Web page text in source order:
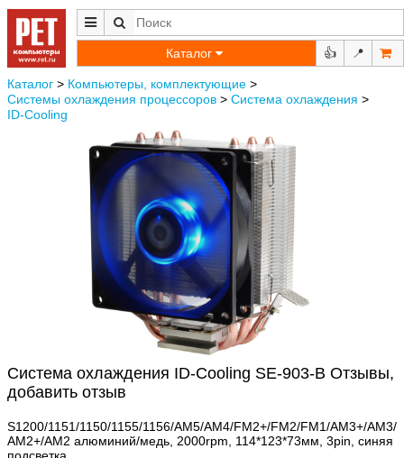
Каталог 👍 📍
Каталог > Компьютеры, комплектующие >
Системы охлаждения процессоров > Система охлаждения >
ID-Cooling
Система охлаждения ID-Cooling SE-903-B Отзывы,
добавить отзыв
S1200/1151/1150/1155/1156/AM5/AM4/FM2+/FM2/FM1/AM3+/AM3/
AM2+/AM2 алюминий/медь, 2000rpm, 114*123*73мм, 3pin, синяя